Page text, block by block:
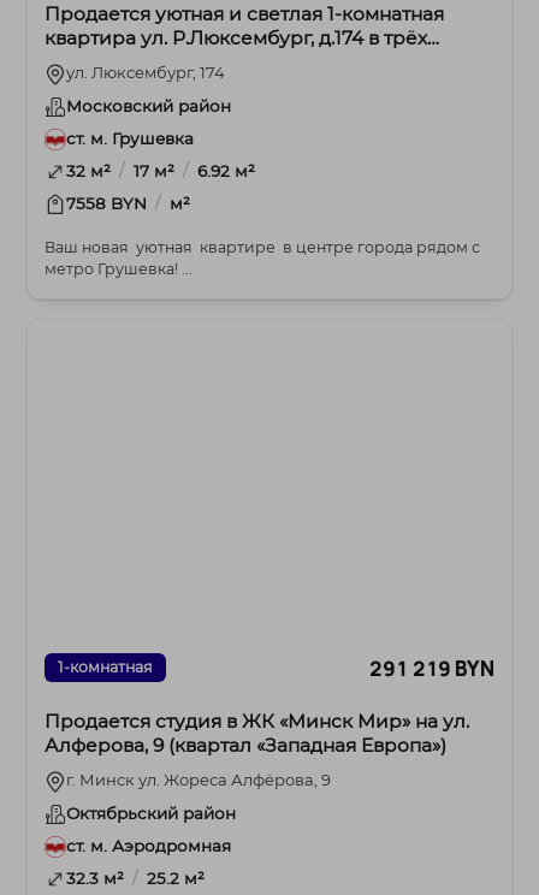
Продается уютная и светлая 1-комнатная
квартира ул. Р.Люксембург, д.174 в трёх
остановках от метро.
ул. Люксембург, 174
Московский район
ст. м. Грушевка
32 м² / 17 м² / 6.92 м²
7558 BYN / м²
Ваш новая уютная квартире в центре города рядом с
метро Грушевка! ...
1-комнатная 291 219 BYN
Продается студия в ЖК «Минск Мир» на ул.
Алферова, 9 (квартал «Западная Европа»)
г. Минск ул. Жореса Алфёрова, 9
Октябрьский район
ст. м. Аэродромная
32.3 м² / 25.2 м²